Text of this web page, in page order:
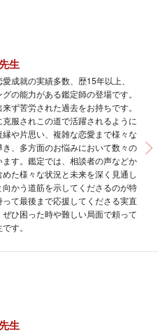
生
成就の実績多数、歴15年以上、
の能力がある鑑定師の登場です。
ず苦労された過去をお持ちです。
服されこの道で活躍されるように
や片思い、複雑な恋愛まで様々な
、多方面のお悩みにおいて数々の
す。鑑定では、相談者の声などか
た様々な状況と未来を深く見通し
かう道筋を示してくださるのが特
て最後まで応援してくださる実直
ひ困った時や難しい局面で頼って
す。
生